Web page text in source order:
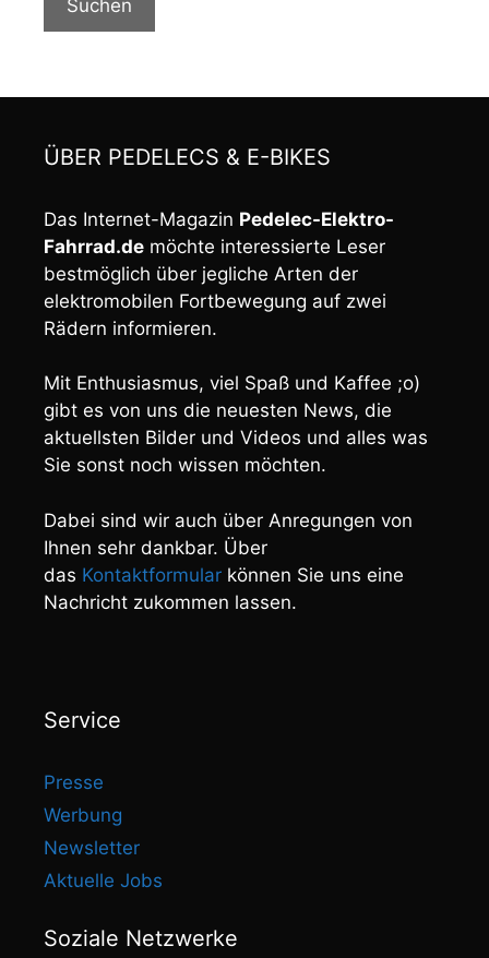
Suchen
ÜBER PEDELECS & E-BIKES
Das Internet-Magazin Pedelec-Elektro-
Fahrrad.de möchte interessierte Leser
bestmöglich über jegliche Arten der
elektromobilen Fortbewegung auf zwei
Rädern informieren.
Mit Enthusiasmus, viel Spaß und Kaffee ;o)
gibt es von uns die neuesten News, die
aktuellsten Bilder und Videos und alles was
Sie sonst noch wissen möchten.
Dabei sind wir auch über Anregungen von
Ihnen sehr dankbar. Über
das Kontaktformular können Sie uns eine
Nachricht zukommen lassen.
Service
Presse
Werbung
Newsletter
Aktuelle Jobs
Soziale Netzwerke